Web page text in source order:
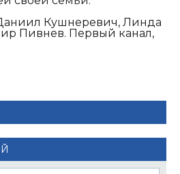
Кушнеревич, Линда
Пивнев. Первый канал,